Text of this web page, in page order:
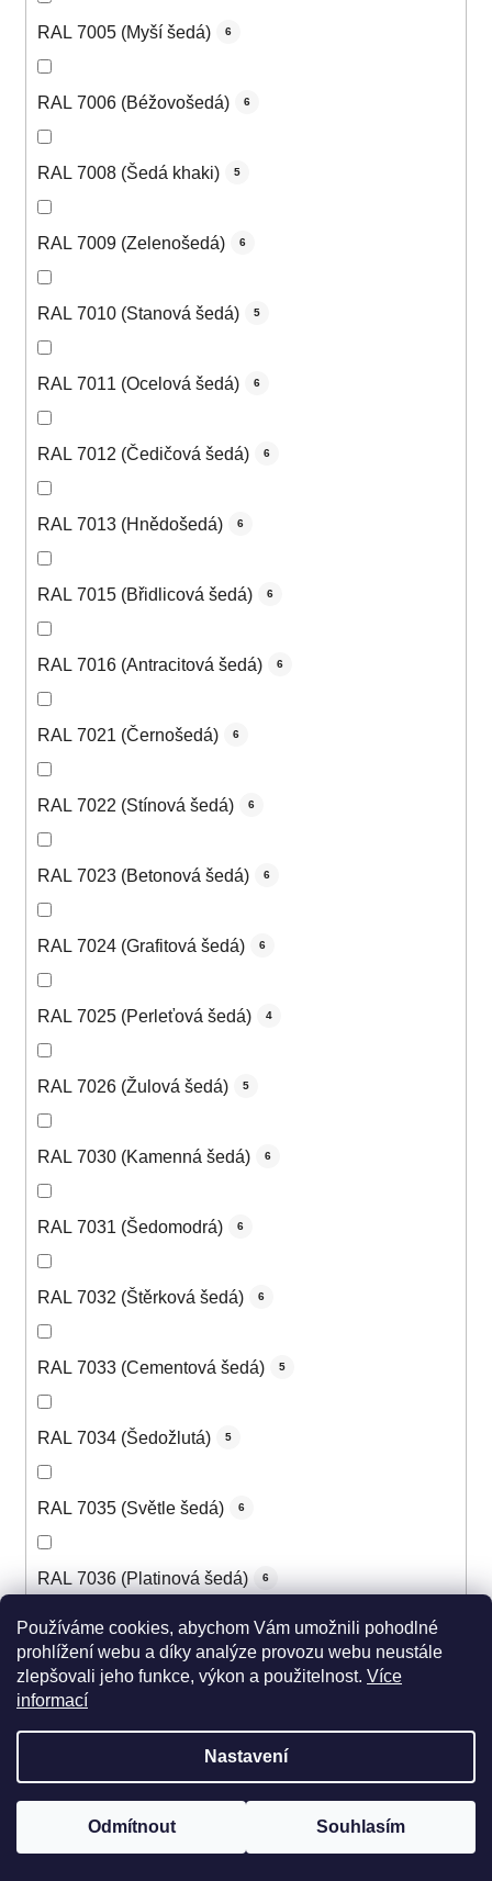
Používáme cookies, abychom Vám umožnili pohodlné
prohlížení webu a díky analýze provozu webu neustále
zlepšovali jeho funkce, výkon a použitelnost. Více
informací
Nastavení
Odmítnout Souhlasím
RAL 7005 (Myší šedá) 6
RAL 7006 (Béžovošedá) 6
RAL 7008 (Šedá khaki) 5
RAL 7009 (Zelenošedá) 6
RAL 7010 (Stanová šedá) 5
RAL 7011 (Ocelová šedá) 6
RAL 7012 (Čedičová šedá) 6
RAL 7013 (Hnědošedá) 6
RAL 7015 (Břidlicová šedá) 6
RAL 7016 (Antracitová šedá) 6
RAL 7021 (Černošedá) 6
RAL 7022 (Stínová šedá) 6
RAL 7023 (Betonová šedá) 6
RAL 7024 (Grafitová šedá) 6
RAL 7025 (Perleťová šedá) 4
RAL 7026 (Žulová šedá) 5
RAL 7030 (Kamenná šedá) 6
RAL 7031 (Šedomodrá) 6
RAL 7032 (Štěrková šedá) 6
RAL 7033 (Cementová šedá) 5
RAL 7034 (Šedožlutá) 5
RAL 7035 (Světle šedá) 6
RAL 7036 (Platinová šedá) 6
RAL 7037 (Prachová šedá) 6
RAL 7039 (Křemenná šedá)
RAL 7040 (Okenní šedá)